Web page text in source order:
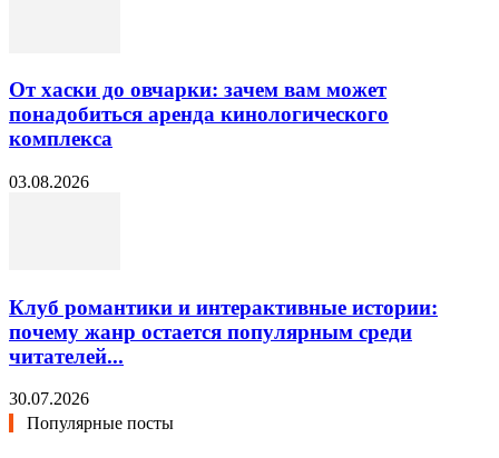
От хаски до овчарки: зачем вам может
понадобиться аренда кинологического
комплекса
03.08.2026
Клуб романтики и интерактивные истории:
почему жанр остается популярным среди
читателей...
30.07.2026
Популярные посты